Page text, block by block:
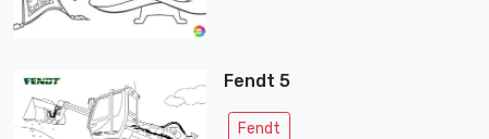
Fendt 5
Fendt